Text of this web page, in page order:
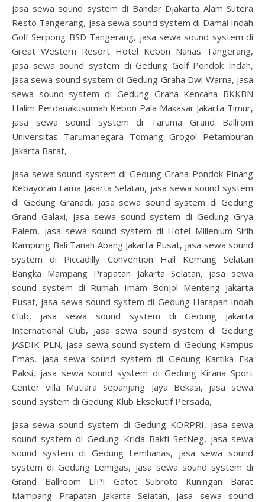
jasa sewa sound system di Bandar Djakarta Alam Sutera
Resto Tangerang, jasa sewa sound system di Damai Indah
Golf Serpong BSD Tangerang, jasa sewa sound system di
Great Western Resort Hotel Kebon Nanas Tangerang,
jasa sewa sound system di Gedung Golf Pondok Indah,
jasa sewa sound system di Gedung Graha Dwi Warna, jasa
sewa sound system di Gedung Graha Kencana BKKBN
Halim Perdanakusumah Kebon Pala Makasar Jakarta Timur,
jasa sewa sound system di Taruma Grand Ballrom
Universitas Tarumanegara Tomang Grogol Petamburan
Jakarta Barat,
jasa sewa sound system di Gedung Graha Pondok Pinang
Kebayoran Lama Jakarta Selatan, jasa sewa sound system
di Gedung Granadi, jasa sewa sound system di Gedung
Grand Galaxi, jasa sewa sound system di Gedung Grya
Palem, jasa sewa sound system di Hotel Millenium Sirih
Kampung Bali Tanah Abang Jakarta Pusat, jasa sewa sound
system di Piccadilly Convention Hall Kemang Selatan
Bangka Mampang Prapatan Jakarta Selatan, jasa sewa
sound system di Rumah Imam Bonjol Menteng Jakarta
Pusat, jasa sewa sound system di Gedung Harapan Indah
Club, jasa sewa sound system di Gedung Jakarta
International Club, jasa sewa sound system di Gedung
JASDIK PLN, jasa sewa sound system di Gedung Kampus
Emas, jasa sewa sound system di Gedung Kartika Eka
Paksi, jasa sewa sound system di Gedung Kirana Sport
Center villa Mutiara Sepanjang Jaya Bekasi, jasa sewa
sound system di Gedung Klub Eksekutif Persada,
jasa sewa sound system di Gedung KORPRI, jasa sewa
sound system di Gedung Krida Bakti SetNeg, jasa sewa
sound system di Gedung Lemhanas, jasa sewa sound
system di Gedung Lemigas, jasa sewa sound system di
Grand Ballroom LIPI Gatot Subroto Kuningan Barat
Mampang Prapatan Jakarta Selatan, jasa sewa sound